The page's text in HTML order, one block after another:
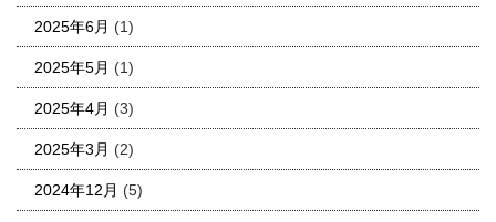
2025年6月 (1)
2025年5月 (1)
2025年4月 (3)
2025年3月 (2)
2024年12月 (5)